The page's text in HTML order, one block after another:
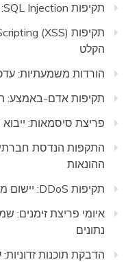
תקיפות SQL Injection: אבטחת אימות של הקלט
הקלט
הורדות משמעתיות:
תקיפות אדם-באמצע:
פריצת סיסמאות:
התקפות הנדסת
ההונאות
תקיפות DDoS: יישום מוניטורינג של תעבורת הרשת
איומי פריצת זימנים:
נתונים
הדבקת תוכנות זדוניות: